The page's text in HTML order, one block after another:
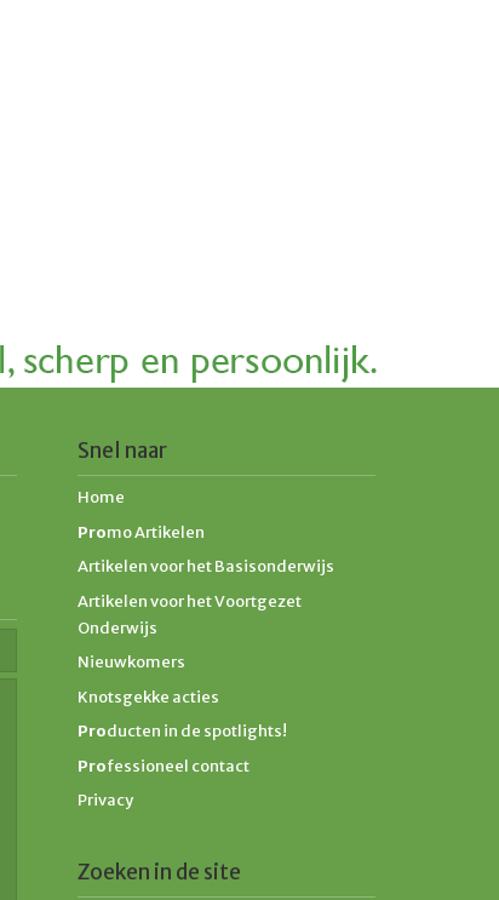
Snel naar
Home
Promo Artikelen
Artikelen voor het Basisonderwijs
Artikelen voor het Voortgezet
Onderwijs
Nieuwkomers
Knotsgekke acties
Producten in de spotlights!
Professioneel contact
Privacy
Zoeken in de site